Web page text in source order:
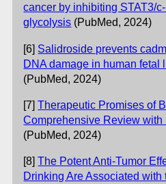
cancer by inhibiting STAT3/
glycolysis (PubMed, 2024)
[6] Salidroside prevents
DNA damage in human fetal
(PubMed, 2024)
[7]Therapeutic Promises of
Comprehensive Review
(PubMed, 2024)
[8]The Potent Anti-Tumor
Drinking Are Associated with